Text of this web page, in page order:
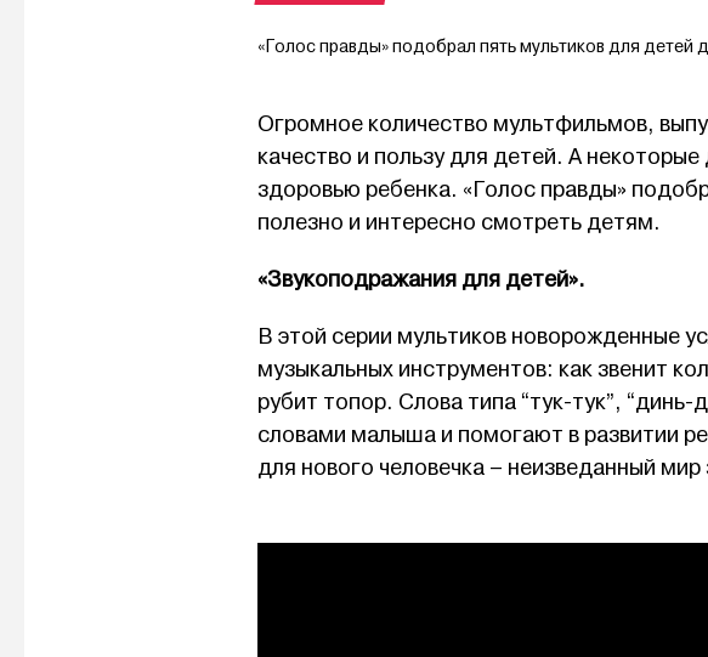
«Голос правды» подобрал пять мультиков для детей
Огромное количество мультфильмов,
качество и пользу для детей. А
здоровью ребенка. «Голос правды»
полезно и интересно смотреть детям.
«Звукоподражания для детей».
В этой серии мультиков новорожденные
музыкальных инструментов: как звенит
рубит топор. Слова типа “тук-тук”,
словами малыша и помогают в развитии
для нового человечка – неизведанный мир